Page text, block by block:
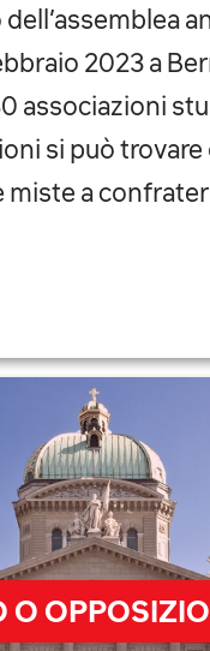
2023 a
associazioni
si può
miste a
O